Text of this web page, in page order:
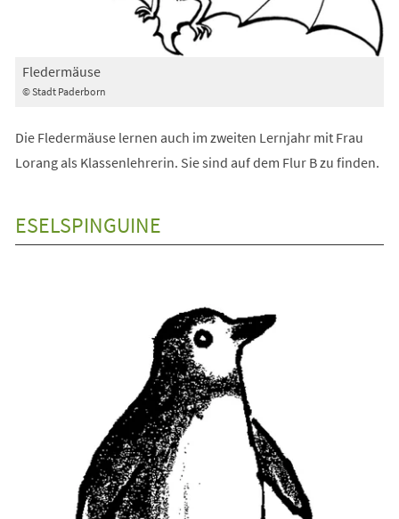
© Stadt Paderborn
Fledermäuse
Die Fledermäuse lernen auch im zweiten Lernjahr mit Frau
Lorang als Klassenlehrerin. Sie sind auf dem Flur B zu finden.
ESELSPINGUINE